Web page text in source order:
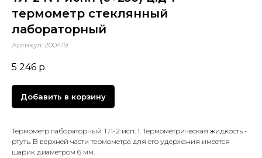
термометр стеклянный
лабораторный
Артикул: 200419
5 246 р.
Добавить в корзину
Термометр лабораторный ТЛ-2 исп. 1. Термометрическая жидкость -
ртуть. В верхней части термометра для его удержания имеется
шарик диаметром 6 мм.